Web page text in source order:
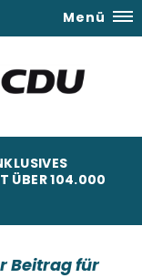
Menü
ÜBER 104.000
Beitrag für